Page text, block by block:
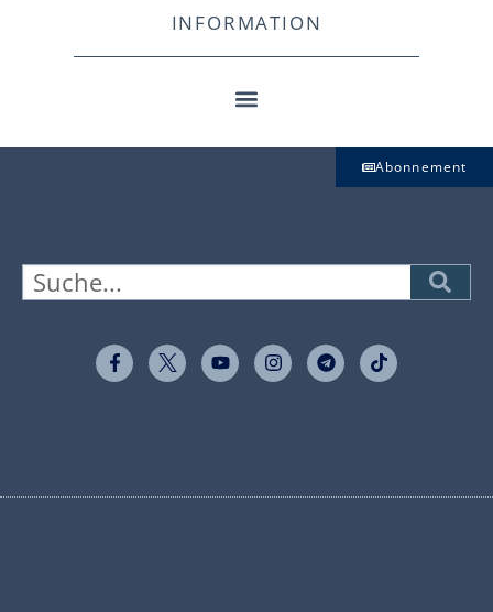
INFORMATION
Abonnement